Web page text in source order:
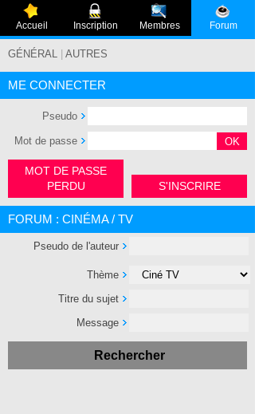
Accueil Inscription Membres Forum
GÉNÉRAL AUTRES
ME CONNECTER
Pseudo
Mot de passe
MOT DE PASSE
PERDU
S'INSCRIRE
FORUM : CINÉMA / TV
Pseudo de l'auteur
Thème
Titre du sujet
Message